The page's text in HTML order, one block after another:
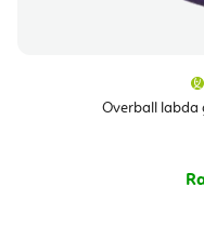
Overball labda